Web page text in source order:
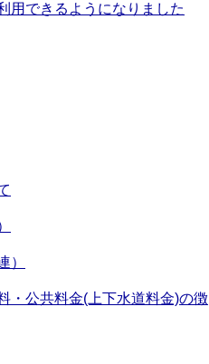
用できるようになりました
）
・公共料金(上下水道料金)の徴